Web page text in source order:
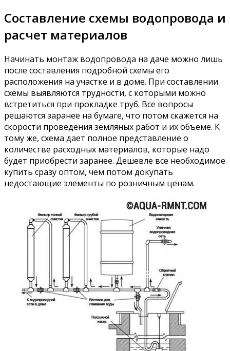
Составление схемы водопровода и
расчет материалов
Начинать монтаж водопровода на даче можно лишь
после составления подробной схемы его
расположения на участке и в доме. При составлении
схемы выявляются трудности, с которыми можно
встретиться при прокладке труб. Все вопросы
решаются заранее на бумаге, что потом скажется на
скорости проведения земляных работ и их объеме. К
тому же, схема дает полное представление о
количестве расходных материалов, которые надо
будет приобрести заранее. Дешевле все необходимое
купить сразу оптом, чем потом докупать
недостающие элементы по розничным ценам.